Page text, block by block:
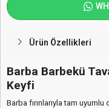
Ürün Özellikleri
Barba Barbekü
Keyfi
Barba fırınlarıyla tam